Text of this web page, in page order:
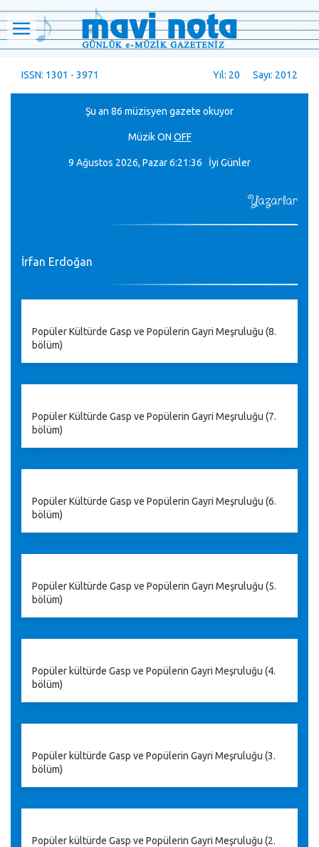
ISSN: 1301 - 3971 Yıl: 20 Sayı: 2012
Şu an 86 müzisyen gazete okuyor
MüzikON OFF
9 Ağustos 2026, Pazar6:21:36 İyi Günler
Yazarlar
İrfan Erdoğan
Popüler Kültürde Gasp ve Popülerin Gayri Meşruluğu (8.
bölüm)
Popüler Kültürde Gasp ve Popülerin Gayri Meşruluğu (7.
bölüm)
Popüler Kültürde Gasp ve Popülerin Gayri Meşruluğu (6.
bölüm)
Popüler Kültürde Gasp ve Popülerin Gayri Meşruluğu (5.
bölüm)
Popüler kültürde Gasp ve Popülerin Gayri Meşruluğu (4.
bölüm)
Popüler kültürde Gasp ve Popülerin Gayri Meşruluğu (3.
bölüm)
Popüler kültürde Gasp ve Popülerin Gayri Meşruluğu (2.